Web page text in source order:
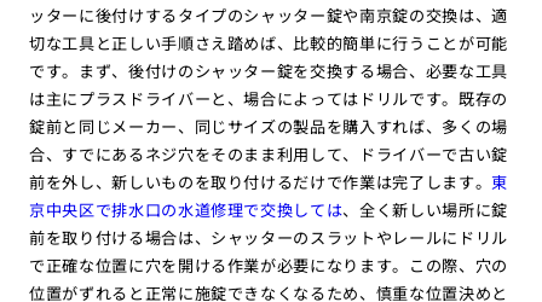
ッターに後付けするタイプのシャッター錠や南京錠の交換は、適
切な工具と正しい手順さえ踏めば、比較的簡単に行うことが可能
です。まず、後付けのシャッター錠を交換する場合、必要な工具
は主にプラスドライバーと、場合によってはドリルです。既存の
錠前と同じメーカー、同じサイズの製品を購入すれば、多くの場
合、すでにあるネジ穴をそのまま利用して、ドライバーで古い錠
前を外し、新しいものを取り付けるだけで作業は完了します。東
京中央区で排水口の水道修理で交換しては、全く新しい場所に錠
前を取り付ける場合は、シャッターのスラットやレールにドリル
で正確な位置に穴を開ける作業が必要になります。この際、穴の
位置がずれると正常に施錠できなくなるため、慎重な位置決めと